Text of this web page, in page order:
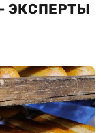
ЭКСПЕРТЫ